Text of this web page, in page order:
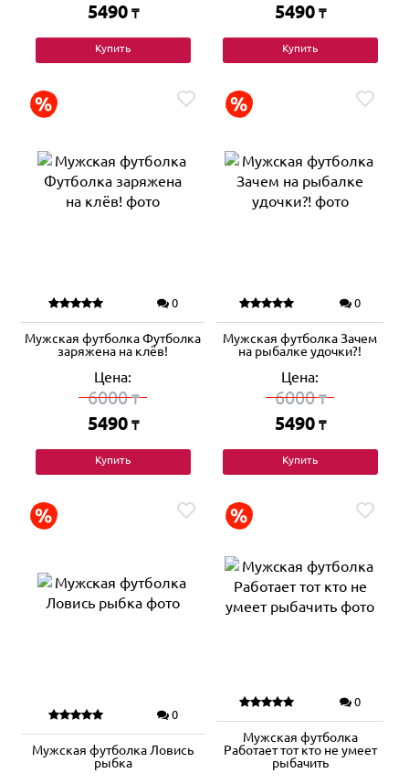
5490 ₸
Купить
5490 ₸
Купить
0
Мужская футболка Футболка
заряжена на клёв!
Цена:
6000₸
5490 ₸
Купить
0
Мужская футболка Зачем
на рыбалке удочки?!
Цена:
6000₸
5490 ₸
Купить
0
Мужская футболка Ловись
рыбка
0
Мужская футболка
Работает тот кто не умеет
рыбачить